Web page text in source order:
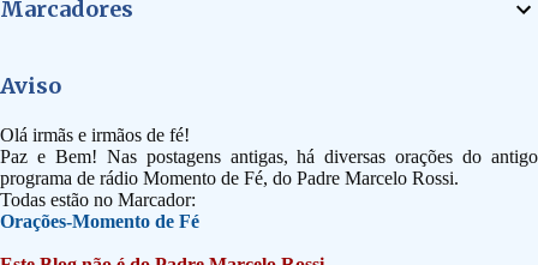
Marcadores
Aviso
Olá irmãs e irmãos de fé!
Paz e Bem! Nas postagens antigas, há diversas orações do antigo
programa de rádio Momento de Fé, do Padre Marcelo Rossi.
Todas estão no Marcador:
Orações-Momento de Fé